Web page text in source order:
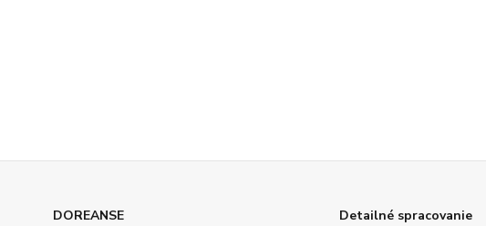
DOREANSE
Detailné spracovanie